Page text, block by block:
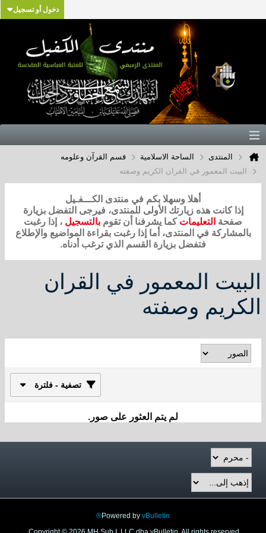
دخول أو تسجيل
المنتدى الساحة الاسلامية
قسم القرآن وعلومه
البيت المعمور في القران الكريم وصفته
أهلا وسهلا بكم في منتدى الكـــفـيل
إذا كانت هذه زيارتك الأولى للمنتدى، فيرجى التفضل بزيارة
صفحة التعليمات كما يشرفنا أن تقوم بالتسجيل ، إذا رغبت
بالمشاركة في المنتدى، أما إذا رغبت بقراءة المواضيع والإطلاع
فتفضل بزيارة القسم الذي ترغب أدناه.
البيت المعمور في القران
الكريم وصفته
تصفية - فلترة
لم يتم العثور على صور.
Powered by vBulletin®